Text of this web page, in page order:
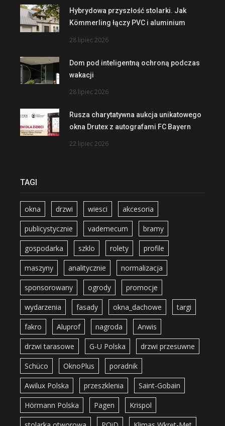
Hybrydowa przyszłość stolarki. Jak
Kömmerling łączy PVC i aluminium
28 lipiec 2026
Dom pod inteligentną ochroną podczas
wakacji
28 lipiec 2026
Rusza charytatywna aukcja unikatowego
okna Drutex z autografami FC Bayern
22 lipiec 2026
TAGI
okna drzwi wiesci akcesoria
publicystycznie vademecum bramy
gospodarka szklo rolety profile
maszyny analitycznie normalizacja
sponsorowany ogrody promocje
wydarzenia fasady okna_dachowe targi
fakro Aluprof nagroda Anwis
drzwi tarasowe G-U Polska drzwi przesuwne
Schüco OknoPlus poradnik
Awilux Polska przeszklenia Saint-Gobain
Hörmann Polska Pagen Krispol